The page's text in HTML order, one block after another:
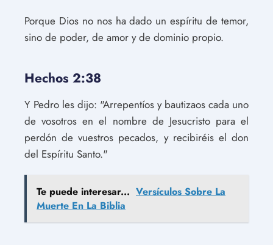
Porque Dios no nos ha dado un espíritu de temor,
sino de poder, de amor y de dominio propio.
Hechos 2:38
Y Pedro les dijo: "Arrepentíos y bautizaos cada uno
de vosotros en el nombre de Jesucristo para el
perdón de vuestros pecados, y recibiréis el don
del Espíritu Santo."
Te puede interesar... Versículos Sobre La
Muerte En La Biblia